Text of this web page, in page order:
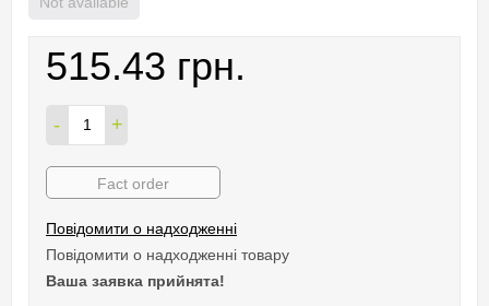
515.43 грн.
- +
Fact order
Повідомити о надходженні
Повідомити о надходженні товару
Ваша заявка прийнята!